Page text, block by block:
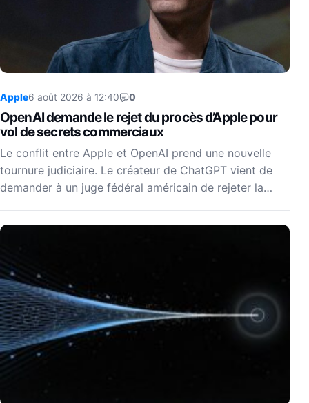
Apple6 août 2026 à 12:40 0
OpenAI demande le rejet du procès d’Apple pour
vol de secrets commerciaux
Le conflit entre Apple et OpenAI prend une nouvelle
tournure judiciaire. Le créateur de ChatGPT vient de
demander à un juge fédéral américain de rejeter la…